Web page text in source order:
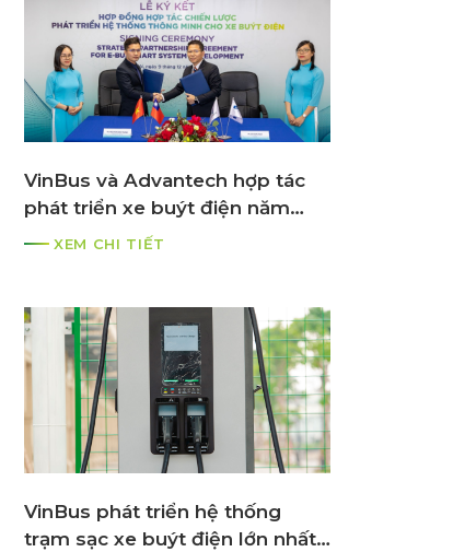
VinBus và Advantech hợp tác
phát triển xe buýt điện năm
2021XEM CHI TIẾT
VinBus phát triển hệ thống
trạm sạc xe buýt điện lớn nhất